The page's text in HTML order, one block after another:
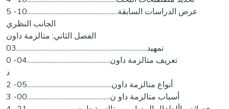
5 -عرض الدراسات السابقة...........................................................10
الجانب النظري
الفصل الثاني: متالزمة داون
تمهيد.....................................................................................03
0 -تعريف متالزمة داون......................................................04
د
2 -أنواع متالزمة داون.......................................................05
3 -أسباب متالزمة داو ن......................................................00